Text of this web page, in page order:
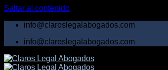
Saltar al contenido
info@claroslegalabogados.com
info@claroslegalabogados.com